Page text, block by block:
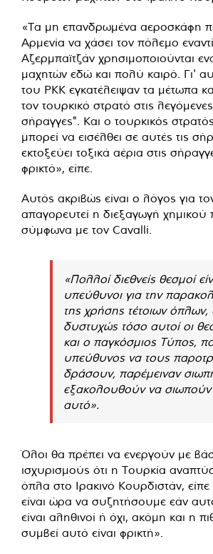
«Τα μη επανδρωμένα αεροσκάφη
Αρμενία να χάσει τον πόλεμο
Αζερμπαϊτζάν χρησιμοποιούνται
μαχητών εδώ και πολύ καιρό. Γι'
του PKK εγκατέλειψαν τα μέτωπα
τον τουρκικό στρατό στις
σήραγγες". Και ο τουρκικός
μπορεί να εισέλθει σε αυτές τις
εκτοξεύει τοξικά αέρια στις
φρικτό», είπε.
Αυτός ακριβώς είναι ο λόγος για
απαγορευτεί η διεξαγωγή
σύμφωνα με τον Cavalli.
«Πολλοί διεθνείς θεσμοί
υπεύθυνοι για την
της χρήσης τέτοιων
δυστυχώς τόσο αυτοί οι
και ο παγκόσμιος Τύπος,
υπεύθυνος να τους
δράσουν, παρέμειναν
εξακολουθούν να σιωπούν
αυτό».
Όλοι θα πρέπει να ενεργούν με
ισχυρισμούς ότι η Τουρκία
όπλα στο Ιρακινό Κουρδιστάν,
είναι ώρα να συζητήσουμε εάν
είναι αληθινοί ή όχι, ακόμη και η
συμβεί αυτό είναι φρικτή».